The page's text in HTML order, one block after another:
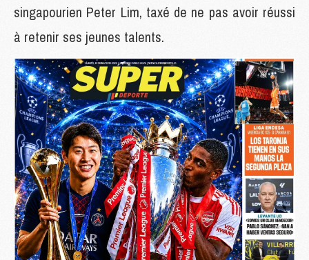
singapourien Peter Lim, taxé de ne pas avoir réussi
à retenir ses jeunes talents.